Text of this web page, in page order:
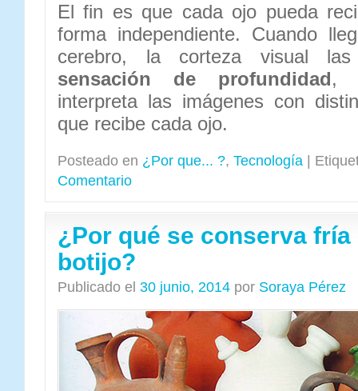
El fin es que cada ojo pueda
forma independiente. Cuando
cerebro, la corteza visual
sensación de profundidad,
interpreta las imágenes con
que recibe cada ojo.
Posteado en ¿Por que... ?, Tecnología
Comentario
¿Por qué se conserva fría
botijo?
Publicado el 30 junio, 2014 por Soraya Pérez